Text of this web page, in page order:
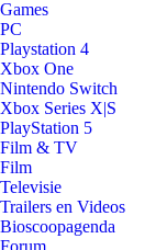
Games
PC
Playstation 4
Xbox One
Nintendo Switch
Xbox Series X|S
PlayStation 5
Film & TV
Film
Televisie
Trailers en Videos
Bioscoopagenda
Forum